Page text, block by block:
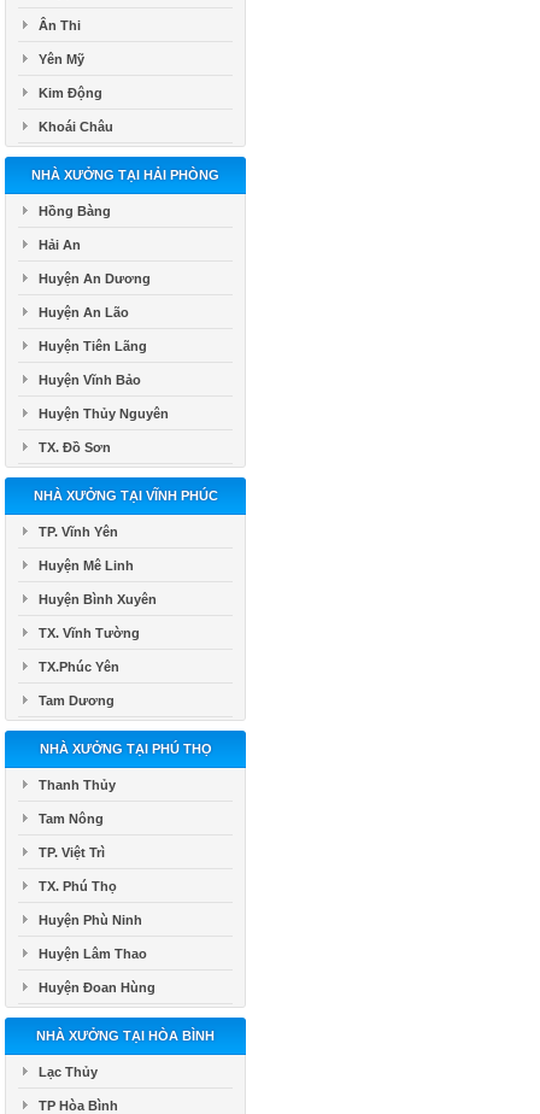
Ân Thi
Yên Mỹ
Kim Động
Khoái Châu
NHÀ XƯỞNG TẠI HẢI PHÒNG
Hồng Bàng
Hải An
Huyện An Dương
Huyện An Lão
Huyện Tiên Lãng
Huyện Vĩnh Bảo
Huyện Thủy Nguyên
TX. Đồ Sơn
NHÀ XƯỞNG TẠI VĨNH PHÚC
TP. Vĩnh Yên
Huyện Mê Linh
Huyện Bình Xuyên
TX. Vĩnh Tường
TX.Phúc Yên
Tam Dương
NHÀ XƯỞNG TẠI PHÚ THỌ
Thanh Thủy
Tam Nông
TP. Việt Trì
TX. Phú Thọ
Huyện Phù Ninh
Huyện Lâm Thao
Huyện Đoan Hùng
NHÀ XƯỞNG TẠI HÒA BÌNH
Lạc Thủy
TP Hòa Bình